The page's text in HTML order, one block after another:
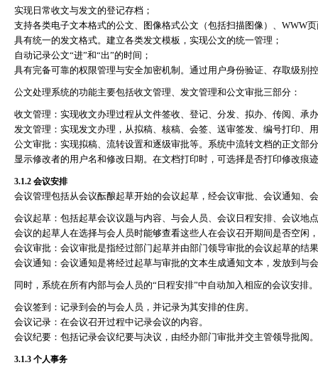
实现日常收文与发文的登记存档；
支持各类电子文本格式的公文、图像格式公文（包括扫描图像）、 WWW
具有统一的发文格式。建立各类发文模板，实现公文的统一管理；
自动记录公文“进”和“出”的时间；
具有完备可靠的权限管理与安全加密机制。通过用户身份验证、存取级
公文处理系统的功能主要包括收文管理、发文管理和公文审批三部分：
收文管理：实现收文办理过程从文件签收、登记、分发、拟办、传阅、承
发文管理：实现发文办理，从拟稿、核稿、会签、送审签发、编号打印
公文审批：实现拟稿、流转设置和逐级审批等。系统中流转文档的正文部
显示修改者的用户名和修改日期。在文档打印时，可选择是否打印修改痕
3.1.2 会议安排
会议管理包括从会议酝酿起草开始的会议起草，经会议审批、会议通知、
会议起草：包括起草会议议题与内容、与会人员、会议日程安排、会议地
会议的起草人在选择与会人员时能够查看这些人在会议召开期间是否空
会议审批：会议审批是指经过部门起草并由部门领导审批的会议起草的
会议通知：会议通知是将经过起草与审批的文本生成通知文本，发放到
同时，系统在所有内部与会人员的“ 日程安排”中自动加入相应的会议安排
会议签到：记录到会的与会人员，并记录为其安排的住房。
会议记录：在会议召开过程中记录会议的内容。
会议纪要：包括记录会议纪要与决议，由经办部门审批并交主管领导批阅
3.1.3 个人事务